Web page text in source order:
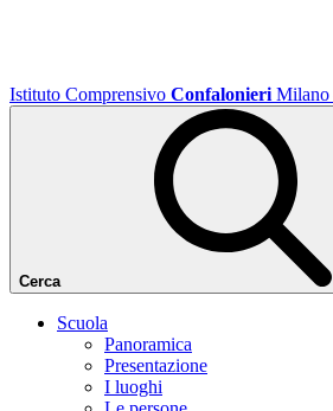
Istituto Comprensivo Confalonieri Milano
Cerca
Scuola
Panoramica
Presentazione
I luoghi